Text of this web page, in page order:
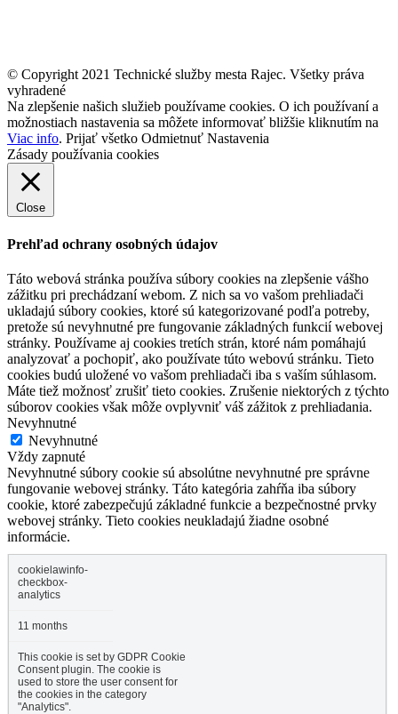
© Copyright 2021 Technické služby mesta Rajec. Všetky práva
vyhradené
Na zlepšenie našich služieb používame cookies. O ich používaní a
možnostiach nastavenia sa môžete informovať bližšie kliknutím na
Viac info. Prijať všetko Odmietnuť Nastavenia
Zásady používania cookies
Close
Prehľad ochrany osobných údajov
Táto webová stránka používa súbory cookies na zlepšenie vášho
zážitku pri prechádzaní webom. Z nich sa vo vašom prehliadači
ukladajú súbory cookies, ktoré sú kategorizované podľa potreby,
pretože sú nevyhnutné pre fungovanie základných funkcií webovej
stránky. Používame aj cookies tretích strán, ktoré nám pomáhajú
analyzovať a pochopiť, ako používate túto webovú stránku. Tieto
cookies budú uložené vo vašom prehliadači iba s vaším súhlasom.
Máte tiež možnosť zrušiť tieto cookies. Zrušenie niektorých z týchto
súborov cookies však môže ovplyvniť váš zážitok z prehliadania.
Nevyhnutné
Nevyhnutné
Vždy zapnuté
Nevyhnutné súbory cookie sú absolútne nevyhnutné pre správne
fungovanie webovej stránky. Táto kategória zahŕňa iba súbory
cookie, ktoré zabezpečujú základné funkcie a bezpečnostné prvky
webovej stránky. Tieto cookies neukladajú žiadne osobné
informácie.
cookielawinfo-
checkbox-
analytics
11 months
This cookie is set by GDPR Cookie
Consent plugin. The cookie is
used to store the user consent for
the cookies in the category
"Analytics".